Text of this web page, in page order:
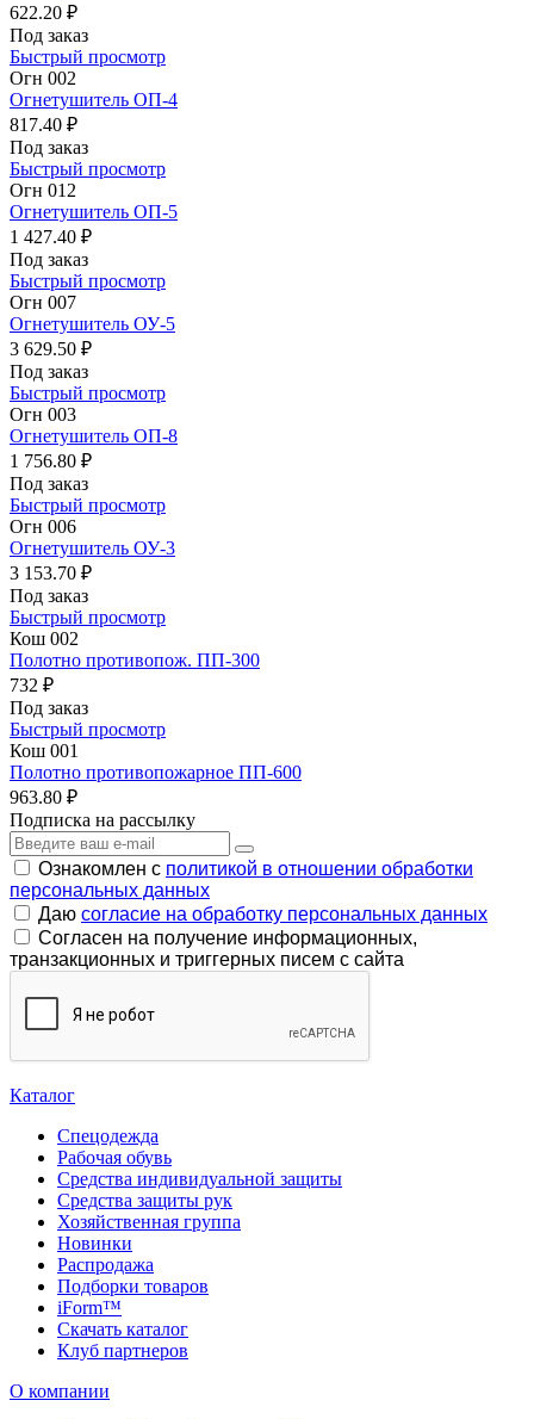
622.20 ₽
Под заказ
Быстрый просмотр
Огн 002
Огнетушитель ОП-4
817.40 ₽
Под заказ
Быстрый просмотр
Огн 012
Огнетушитель ОП-5
1 427.40 ₽
Под заказ
Быстрый просмотр
Огн 007
Огнетушитель ОУ-5
3 629.50 ₽
Под заказ
Быстрый просмотр
Огн 003
Огнетушитель ОП-8
1 756.80 ₽
Под заказ
Быстрый просмотр
Огн 006
Огнетушитель ОУ-3
3 153.70 ₽
Под заказ
Быстрый просмотр
Кош 002
Полотно противопож. ПП-300
732 ₽
Под заказ
Быстрый просмотр
Кош 001
Полотно противопожарное ПП-600
963.80 ₽
Подписка на рассылку
Ознакомлен с политикой в отношении обработки
персональных данных
Даю согласие на обработку персональных данных
Согласен на получение информационных,
транзакционных и триггерных писем с сайта
Каталог
Спецодежда
Рабочая обувь
Средства индивидуальной защиты
Средства защиты рук
Хозяйственная группа
Новинки
Распродажа
Подборки товаров
iForm™
Скачать каталог
Клуб партнеров
О компании